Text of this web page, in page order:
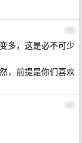
66
多，这是必不可少
，前提是你们喜欢
67